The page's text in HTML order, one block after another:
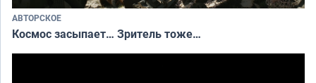
АВТОРСКОЕ
Космос засыпает… Зритель тоже…